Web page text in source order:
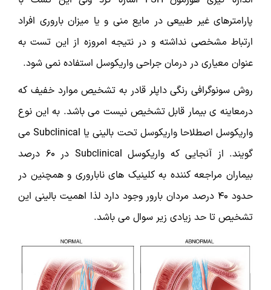
پارامترهای غیر طبیعی در مایع منی و یا میزان باروری افراد
ارتباط مشخصی نداشته و در نتیجه امروزه از این تست به
عنوان معیاری در درمان جراحی واریکوسل استفاده نمی شود.
روش سونوگرافی رنگی داپلر قادر به تشخیص موارد خفیف که
درمعاینه ی بیمار قابل تشخیص نیست می باشد. به این نوع
واریکوسل اصطلاحا واریکوسل تحت بالینی یا Subclinical می
گویند. از آنجایی که واریکوسل Subclinical در 60 درصد
بیماران مراجعه کننده به کلینیک های ناباروری و همچنین در
حدود 40 درصد مردان بارور وجود دارد لذا اهمیت بالینی این
تشخیص تا حد زیادی زیر سوال می باشد.